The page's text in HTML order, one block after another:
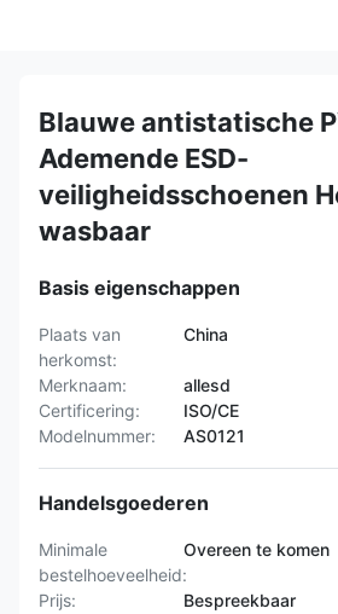
Blauwe antistatische
Ademende ESD-
veiligheidsschoenen
wasbaar
Basis eigenschappen
Plaats van
herkomst:
China
Merknaam:
allesd
Certificering:
ISO/CE
Modelnummer:
AS0121
Handelsgoederen
Minimale
bestelhoeveelheid:
Overeen te komen
Prijs:
Bespreekbaar